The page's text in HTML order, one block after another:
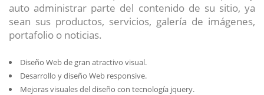
auto administrar parte del contenido de su sitio, ya
sean sus productos, servicios, galería de imágenes,
portafolio o noticias.
Diseño Web de gran atractivo visual.
Desarrollo y diseño Web responsive.
Mejoras visuales del diseño con tecnología jquery.